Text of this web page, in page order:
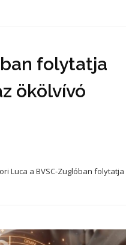
folytatja
ökölvívó
Luca a BVSC-Zuglóban folytatja